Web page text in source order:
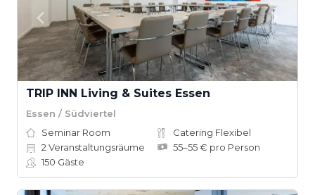
TRIP INN Living & Suites Essen
Essen / Südviertel
Seminar Room
Catering Flexibel
2 Veranstaltungsräume
55–55 € pro Person
150 Gäste